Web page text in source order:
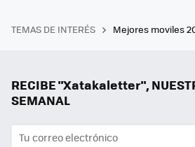
TEMAS DE INTERÉS Mejores moviles
RECIBE "Xatakaletter",
SEMANAL